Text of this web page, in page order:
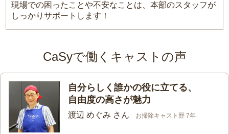
現場での困ったことや不安なことは、本部のスタッフが
しっかりサポートします！
CaSyで働くキャストの声
自分らしく誰かの役に立てる、
自由度の高さが魅力
渡辺 めぐみ さん お掃除キャスト歴 7年